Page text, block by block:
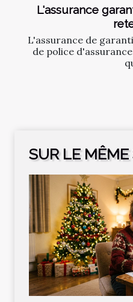
L'assurance
L'assurance de
de police
SUR LE